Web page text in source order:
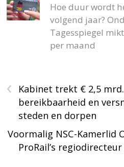
Hoe duur wordt
volgend jaar?
Tagesspiegel
per maand
‹
Kabinet trekt € 2,5
bereikbaarheid en
steden en dorpen
Voormalig NSC-Kamerlid
ProRail’s